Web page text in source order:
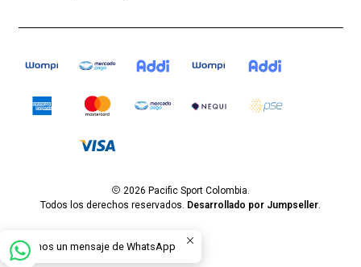
2026 Pacific Sport Colombia.
Todos los derechos reservados. Desarrollado por Jumpseller.
Envíanos un mensaje de WhatsApp